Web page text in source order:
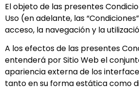
El objeto de las presentes
Uso (en adelante, las
acceso, la navegación y la
A los efectos de las presentes
entenderá por Sitio Web el
apariencia externa de los
tanto en su forma estática como